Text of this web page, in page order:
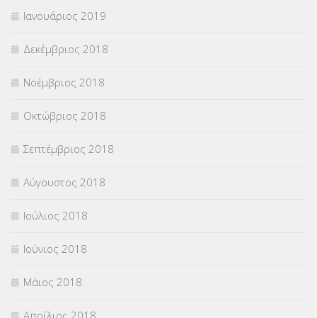
Ιανουάριος 2019
Δεκέμβριος 2018
Νοέμβριος 2018
Οκτώβριος 2018
Σεπτέμβριος 2018
Αύγουστος 2018
Ιούλιος 2018
Ιούνιος 2018
Μάιος 2018